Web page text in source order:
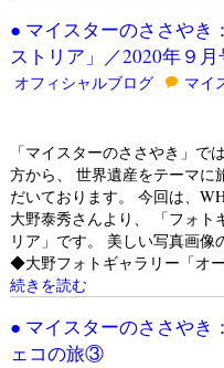
● マイスターのささやき
ストリア」／2020年９月
オフィシャルブログ マイ
「マイスターのささやき」で
方から、 世界遺産をテーマに
だいております。 今回は、
大野泰秀さんより、 「フォト
リア」です。 美しい写真画像
◆大野フォトギャラリー「オ
続きを読む
● マイスターのささやき
ェコの旅③